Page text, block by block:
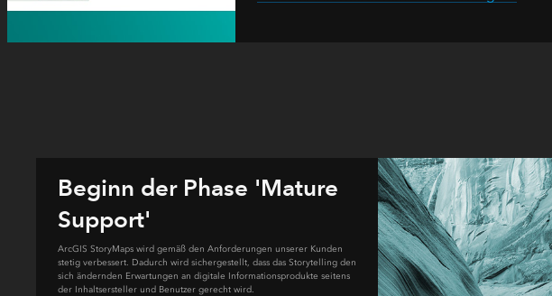
2023
Beginn der Phase 'Mature
Support'
ArcGIS StoryMaps wird gemäß den Anforderungen unserer Kunden
stetig verbessert. Dadurch wird sichergestellt, dass das Storytelling den
sich ändernden Erwartungen an digitale Informationsprodukte seitens
der Inhaltsersteller und Benutzer gerecht wird.